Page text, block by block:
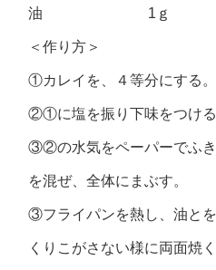
油 1ｇ
＜作り方＞
①カレイを、４等分にする
②①に塩を振り下味をつけ
③②の水気をペーパーでふ
を混ぜ、全体にまぶす。
③フライパンを熱し、油と
くりこがさない様に両面焼く